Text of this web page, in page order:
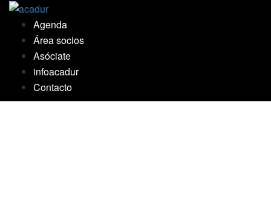
Saltar
contenido
Agenda
Área socios
Asóciate
infoacadur
Contacto